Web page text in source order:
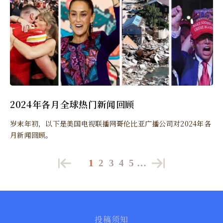
2024年各月全球热门新闻回顾
岁末年初，以下是美国电视联播网哥伦比亚广播公司对2024年各
月新闻回顾。
1 2 3 4 5 …
投稿须知